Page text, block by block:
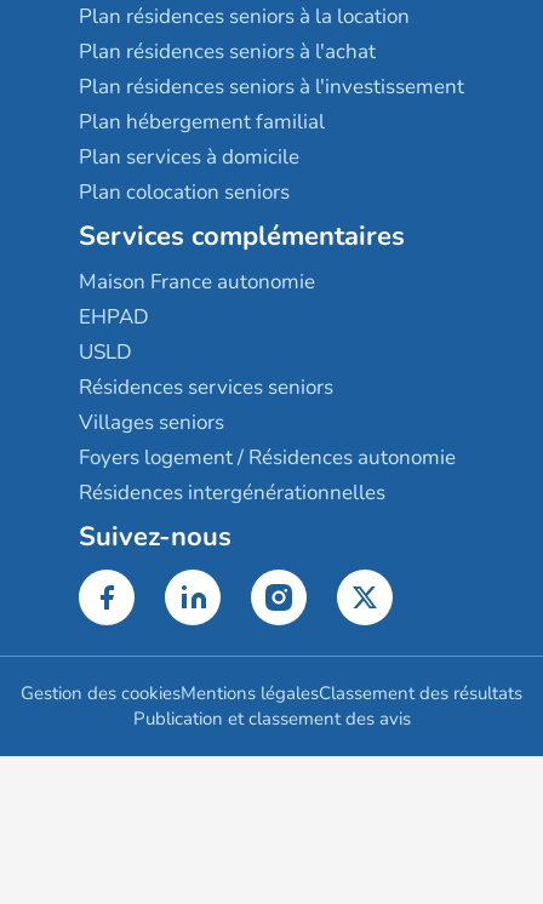
Plan résidences seniors à la location
Plan résidences seniors à l'achat
Plan résidences seniors à l'investissement
Plan hébergement familial
Plan services à domicile
Plan colocation seniors
Services complémentaires
Maison France autonomie
EHPAD
USLD
Résidences services seniors
Villages seniors
Foyers logement / Résidences autonomie
Résidences intergénérationnelles
Suivez-nous
Gestion des cookiesMentions légalesClassement des résultats
Publication et classement des avis